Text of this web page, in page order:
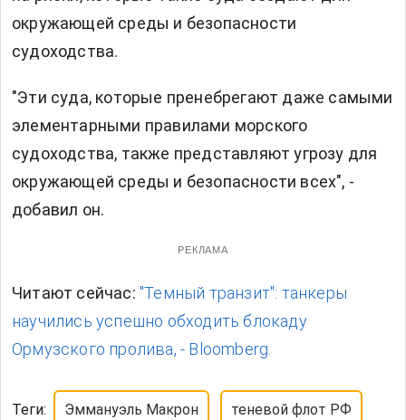
окружающей среды и безопасности
судоходства.
"Эти суда, которые пренебрегают даже самыми
элементарными правилами морского
судоходства, также представляют угрозу для
окружающей среды и безопасности всех", -
добавил он.
РЕКЛАМА
Читают сейчас: "Темный транзит": танкеры
научились успешно обходить блокаду
Ормузского пролива, - Bloomberg.
Теги: Эммануэль Макрон теневой флот РФ